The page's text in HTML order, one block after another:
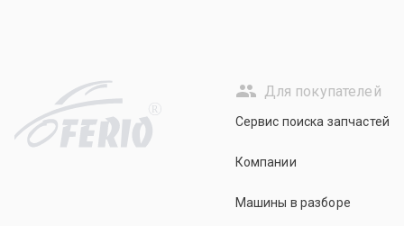
R
Для покупателей
Сервис поиска запчастей
Компании
Машины в разборе